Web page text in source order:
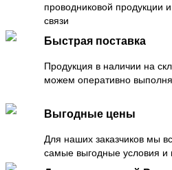
проводниковой продукции
связи
Быстрая поставка
Продукция в наличии на
можем оперативно
Выгодные цены
Для наших заказчиков мы
самые выгодные условия и